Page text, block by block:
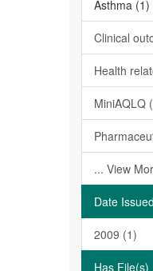
Asthma (1)
Clinical
Health
MiniAQLQ
... View
Date Issued
2009 (1)
Has File(s)